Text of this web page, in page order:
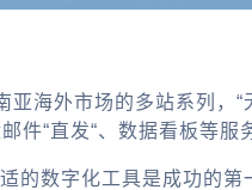
海外市场的多站系列，
“直发“、数据看板等服
的数字化工具是成功的